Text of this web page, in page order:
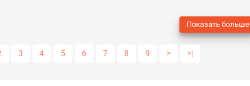
в избранные сравнить
Показать больше
3 4 5 6 7 8 9 > >|